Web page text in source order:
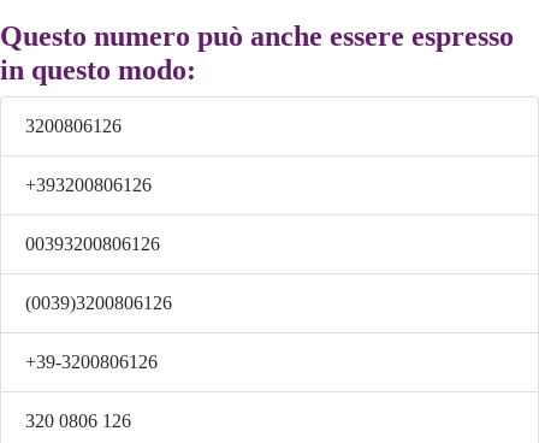
Questo numero può anche essere espresso
in questo modo:
3200806126
+393200806126
00393200806126
(0039)3200806126
+39-3200806126
320 0806 126